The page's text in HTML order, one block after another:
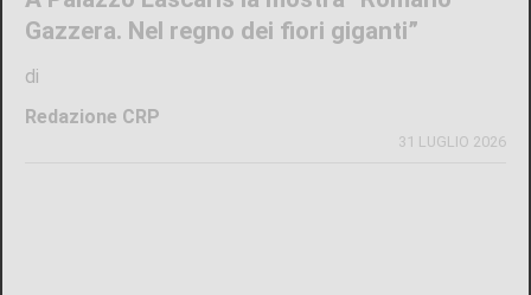
Gazzera. Nel regno dei fiori giganti”
di
Redazione CRP
31 LUGLIO 2026